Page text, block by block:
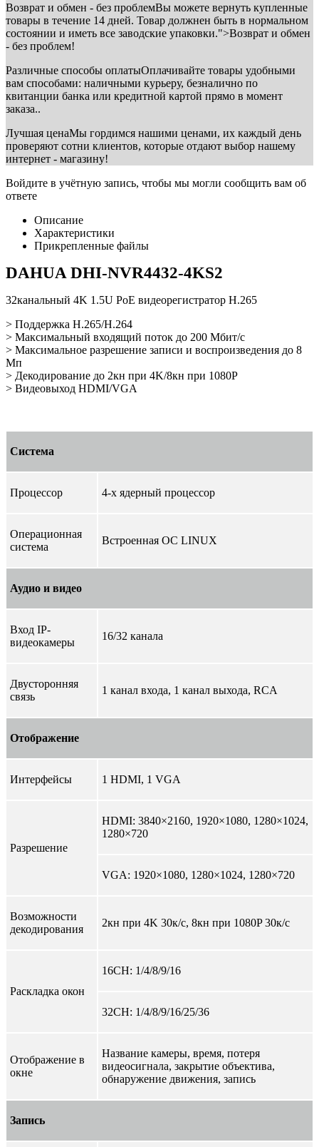
Возврат и обмен - без проблемВы можете вернуть купленные
товары в течение 14 дней. Товар должнен быть в нормальном
состоянии и иметь все заводские упаковки.">Возврат и обмен
- без проблем!
Различные способы оплатыОплачивайте товары удобными
вам способами: наличными курьеру, безналично по
квитанции банка или кредитной картой прямо в момент
заказа..
Лучшая ценаМы гордимся нашими ценами, их каждый день
проверяют сотни клиентов, которые отдают выбор нашему
интернет - магазину!
Войдите в учётную запись, чтобы мы могли сообщить вам об
ответе
Описание
Характеристики
Прикрепленные файлы
DAHUA DHI-NVR4432-4KS2
32канальный 4K 1.5U PoE видеорегистратор H.265
> Поддержка Н.265/Н.264
> Максимальный входящий поток до 200 Мбит/с
> Максимальное разрешение записи и воспроизведения до 8
Мп
> Декодирование до 2кн при 4K/8кн при 1080P
> Видеовыход HDMI/VGA
Система
Процессор 4-х ядерный процессор
Операционная
система
Встроенная ОС LINUX
Аудио и видео
Вход IP-
видеокамеры
16/32 канала
Двусторонняя
связь
1 канал входа, 1 канал выхода, RCA
Отображение
Интерфейсы 1 HDMI, 1 VGA
Разрешение
HDMI: 3840×2160, 1920×1080, 1280×1024,
1280×720
VGA: 1920×1080, 1280×1024, 1280×720
Возможности
декодирования
2кн при 4K 30к/с, 8кн при 1080P 30к/с
Раскладка окон
16CH: 1/4/8/9/16
32CH: 1/4/8/9/16/25/36
Отображение в
окне
Название камеры, время, потеря
видеосигнала, закрытие объектива,
обнаружение движения, запись
Запись